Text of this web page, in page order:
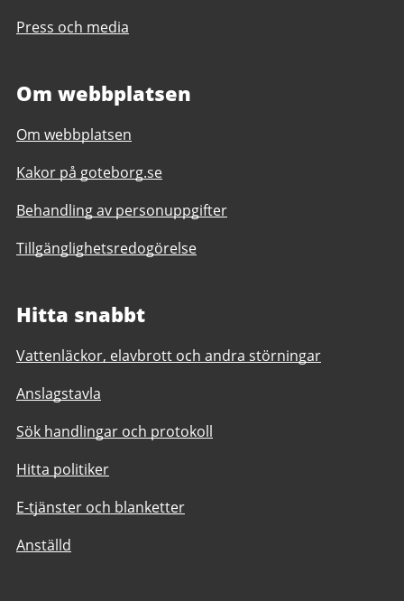
Press och media
Om webbplatsen
Om webbplatsen
Kakor på goteborg.se
Behandling av personuppgifter
Tillgänglighetsredogörelse
Hitta snabbt
Vattenläckor, elavbrott och andra störningar
Anslagstavla
Sök handlingar och protokoll
Hitta politiker
E-tjänster och blanketter
Anställd